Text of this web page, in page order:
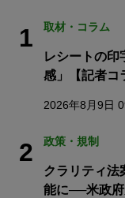
1 取材・コラム
レシートの印
感」【記者コ
2026年8月9日
2 政策・規制
クラリティ法
能に──米政